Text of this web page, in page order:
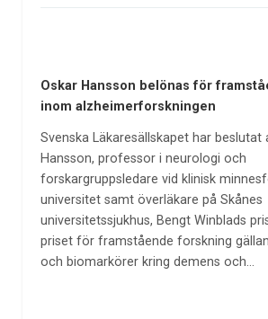
Oskar Hansson belönas för
inom alzheimerforskningen
Svenska Läkaresällskapet har beslutat
Hansson, professor i neurologi och
forskargruppsledare vid klinisk
universitet samt överläkare på Skånes
universitetssjukhus, Bengt Winblads
priset för framstående forskning
och biomarkörer kring demens och…